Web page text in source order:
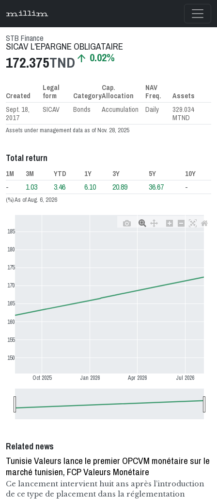
millim
STB Finance
SICAV L'EPARGNE OBLIGATAIRE
172.375TND arrow_upward 0.02%
Assets under management data as of Nov. 28, 2025
Created
Legal
form
Category
Cap.
Allocation
NAV
Freq.
Assets
Sept. 18,
2017
SICAV Bonds Accumulation Daily
329.034
MTND
Total return
(%) As of Aug. 6, 2026
1M 3M YTD 1Y 3Y 5Y 10Y
- 1.03 3.46 6.10 20.89 36.67 -
Oct 2025 Jan 2026 Apr 2026 Jul 2026
150
155
160
165
170
175
180
185
Related news
Tunisie Valeurs lance le premier OPCVM monétaire sur le
marché tunisien, FCP Valeurs Monétaire
Ce lancement intervient huit ans après l’introduction
de ce type de placement dans la réglementation